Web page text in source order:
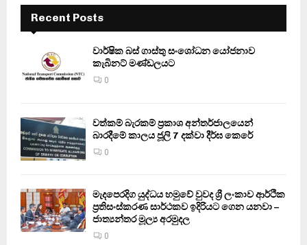
Recent Posts
වාර්ෂික බස් ගාස්තු සංශෝධන යෝජනාව
කැබිනට් මණ්ඩලයට
0
වත්කම් බැරකම් ප්‍රකාශ අන්තර්ජාලයෙන්
බාරදීමේ කාලය ජූලි 7 දක්වා දීර්ඝ කෙරේ
0
මැදපෙරදිග යුද්ධය හමුවේ වුවද ශ්‍රී ලංකාව ආර්ථික
ප්‍රතිසංස්කරණ සාර්ථකව ඉදිරියට ගෙන යනවා –
ජාත්‍යන්තර මූල්‍ය අරමුදල
0